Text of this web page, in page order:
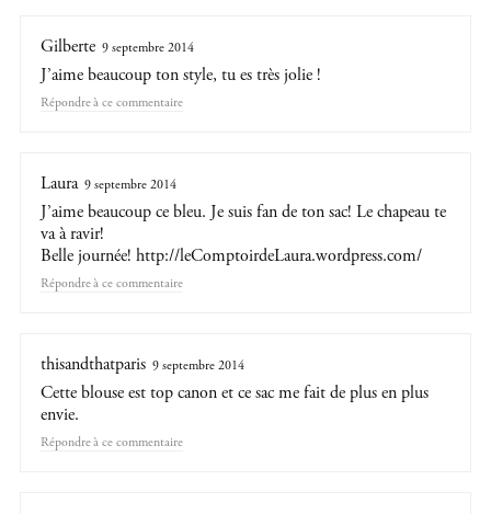
Gilberte 9 septembre 2014
J’aime beaucoup ton style, tu es très jolie !
Répondre
Laura 9 septembre 2014
J’aime beaucoup ce bleu. Je suis fan de ton sac! Le chapeau te
va à ravir!
Belle journée! http://leComptoirdeLaura.wordpress.com/
Répondre
thisandthatparis 9 septembre 2014
Cette blouse est top canon et ce sac me fait de plus en plus
envie.
Répondre